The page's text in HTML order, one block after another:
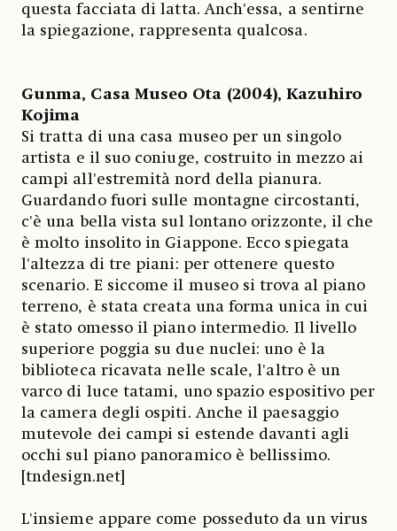
questa facciata di latta. Anch'essa, a sentirne
la spiegazione, rappresenta qualcosa.
Gunma, Casa Museo Ota (2004), Kazuhiro
Kojima
Si tratta di una casa museo per un singolo
artista e il suo coniuge, costruito in mezzo ai
campi all'estremità nord della pianura.
Guardando fuori sulle montagne circostanti,
c'è una bella vista sul lontano orizzonte, il che
è molto insolito in Giappone. Ecco spiegata
l'altezza di tre piani: per ottenere questo
scenario. E siccome il museo si trova al piano
terreno, è stata creata una forma unica in cui
è stato omesso il piano intermedio. Il livello
superiore poggia su due nuclei: uno è la
biblioteca ricavata nelle scale, l'altro è un
varco di luce tatami, uno spazio espositivo per
la camera degli ospiti. Anche il paesaggio
mutevole dei campi si estende davanti agli
occhi sul piano panoramico è bellissimo.
[tndesign.net]
L'insieme appare come posseduto da un virus